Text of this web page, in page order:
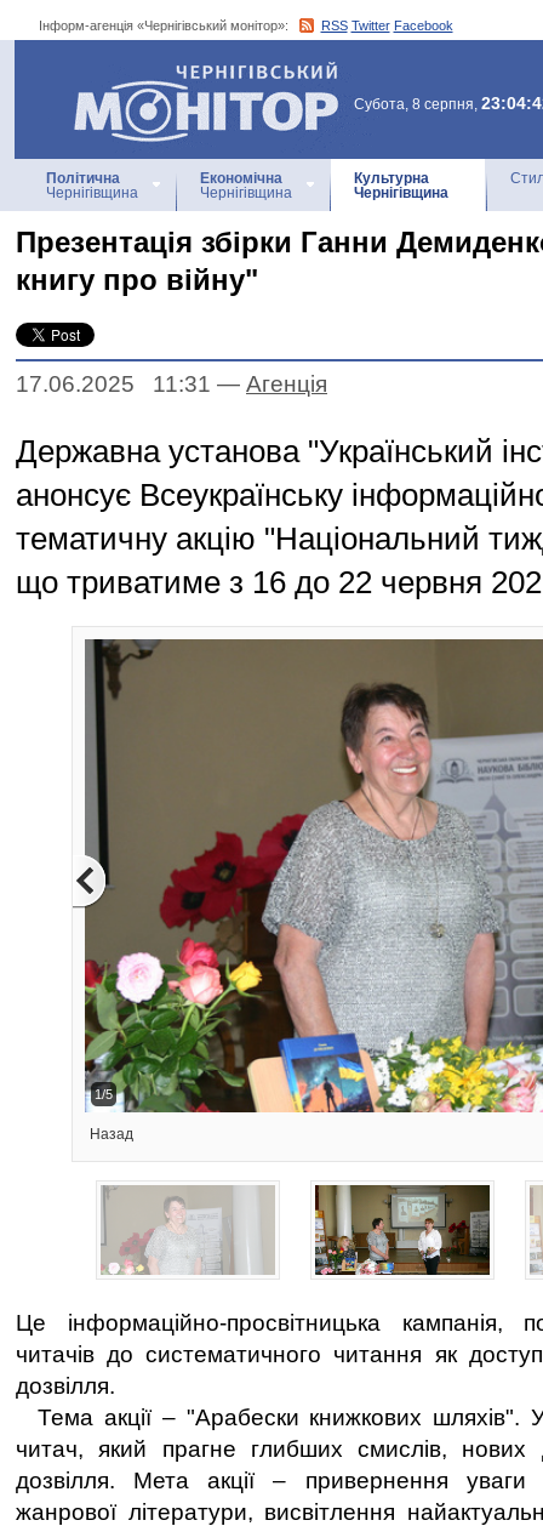
Інформ-агенція «Чернігівський монітор»: RSS Twitter Facebook
Інформ-агенція
«Чернігівський монітор»
Субота, 8 серпня,
Політична
Чернігівщина
Економічна
Чернігівщина
Культурна
Чернігівщина
Презентація збірки Ганни
книгу про війну"
17.06.2025 11:31 — Агенцiя
Державна установа "Український
анонсує Всеукраїнську
тематичну акцію "Національний
що триватиме з 16 до 22 червня
2/5
Назад
Це інформаційно-просвітницька кампанія,
читачів до систематичного читання як
дозвілля.
Тема акції – "Арабески книжкових шляхів".
читач, який прагне глибших смислів, нових
дозвілля. Мета акції – привернення
жанрової літератури, висвітлення